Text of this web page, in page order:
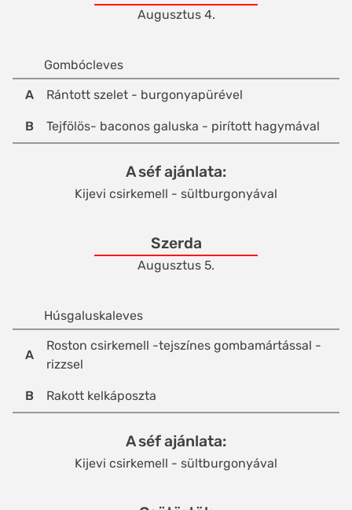
Augusztus 4.
A Rántott szelet - burgonyapürével
B Tejfölös- baconos galuska - pirított hagymával
Gombócleves
A séf ajánlata
Kijevi csirkemell - sültburgonyával
Szerda
Augusztus 5.
A
Roston csirkemell -tejszínes gombamártással -
rizzsel
B Rakott kelkáposzta
Húsgaluskaleves
A séf ajánlata
Kijevi csirkemell - sültburgonyával